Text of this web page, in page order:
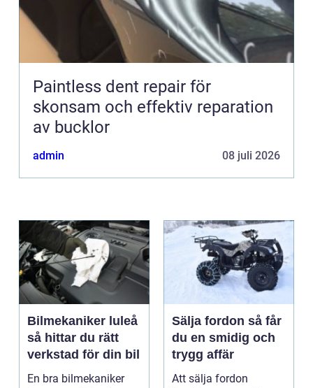
Paintless dent repair för
skonsam och effektiv reparation
av bucklor
admin 08 juli 2026
Bilmekaniker luleå
så hittar du rätt
verkstad för din bil
En bra bilmekaniker
Sälja fordon så får
du en smidig och
trygg affär
Att sälja fordon